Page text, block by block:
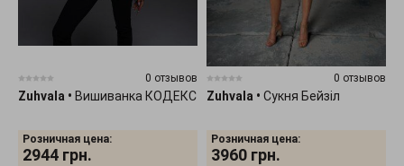
0 отзывов
Zuhvala • Вишиванка КОДЕКС
Розничная цена:
2944 грн.
0 отзывов
Zuhvala • Сукня Бейзіл
Розничная цена:
3960 грн.